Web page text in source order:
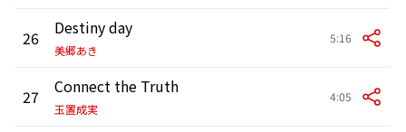
26 Destiny day
美郷あき
5:16
27 Connect the Truth
玉置成実
4:05